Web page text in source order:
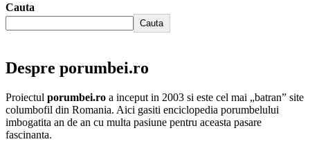
Cauta
Cauta
Despre porumbei.ro
Proiectul porumbei.ro a inceput in 2003 si este cel mai „batran” site
columbofil din Romania. Aici gasiti enciclopedia porumbelului
imbogatita an de an cu multa pasiune pentru aceasta pasare
fascinanta.